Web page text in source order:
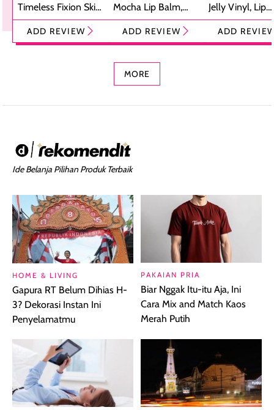
Timeless Fixion Skin
Tint Stick,
Foundation dan
ADD REVIEW
Mocha Lip Balm,
Pelembap Bibir
dengan Aroma
ADD REVIEW
Jelly Vinyl, Lip
Cream Glossy
Ringan
ADD
MORE
Ide Belanja Pilihan Produk Terbaik
HOME & LIVING
Gapura RT Belum Dihias H-
3? Dekorasi Instan Ini
Penyelamatmu
PAKAIAN PRIA
Biar Nggak Itu-itu Aja, Ini
Cara Mix and Match Kaos
Merah Putih